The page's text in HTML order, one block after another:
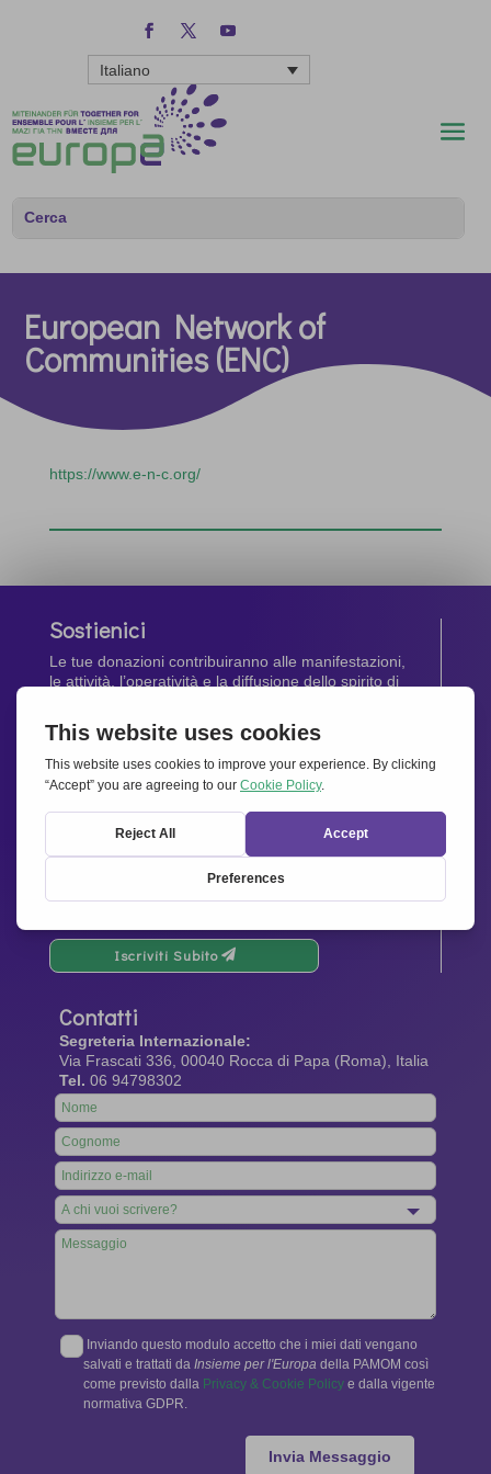
Italiano
European Network of
Communities (ENC)
https://www.e-n-c.org/
Sostienici
Le tue donazioni contribuiranno alle manifestazioni,
le attività, l’operatività e la diffusione dello spirito di
Dona Ora
Newsletter
Rimani aggiornato di tutte le ultime notizie dalla
Iscriviti Subito
Contatti
Segreteria Internazionale:
Via Frascati 336, 00040 Rocca di Papa (Roma), Italia
Tel. 06 94798302
Leave
this
field
blank
Inviando questo modulo accetto che i miei dati vengano
salvati e trattati da Insieme per l'Europa della PAMOM così
come previsto dalla Privacy & Cookie Policy e dalla vigente
normativa GDPR.
Invia Messaggio